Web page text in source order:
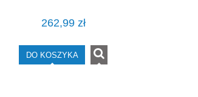
262,99 zł
DO KOSZYKA